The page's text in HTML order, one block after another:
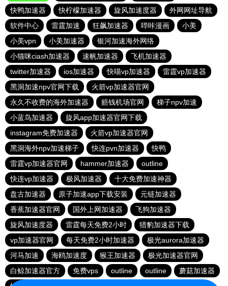
快鸭加速器
快柠檬加速器 旋风加速度器
外网网址导航
软件中心
雷霆加速 狂飙加速器 哔咔漫画
小美
小美vpn
小美加速器
银河加速海外网络
小猫咪ciash加速器
速帆加速器
飞机加速器
twitter加速器
ios加速器 快喵vp加速器
雷霆vp加速器
黑洞加速npv官网下载
火箭vp加速器官网
永久不收费的海外加速器
赔钱机场官网
梯子npv加速
小蓝鸟加速器
旋风app加速器官网下载
instagram免费加速器
火箭vp加速器官网
黑洞海外npv加速梯子
快连pvn加速器
快鸭
雷霆vp加速器官网
hammer加速器
outline
快连vp加速器
极风加速器
十大免费加速神器
盘古加速器
原子加速app下载安装
元链加速器
香蕉加速器官网
国外上网加速器
飞狗加速器
旋风加速度器
雷霆每天免费2小时
猎豹加速器下载
vp加速器官网
每天免费2小时加速器
极光aurora加速器
河马加速
海鸥加速度 猴王加速器
极光加速器官网
白鲸加速器官方
免费vps outline outline
蘑菇加速器